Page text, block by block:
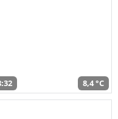
8,4 °C